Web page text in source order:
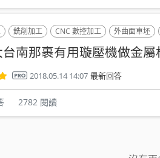
銑削加工 CNC 數控加工 外曲面車坯
南那裹有用璇壓機做金屬
2018.05.14 14:07 最新回答
2782 閱讀